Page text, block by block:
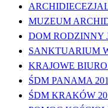
MUZEUM
DOM RODZINNY
SANKTUARIUM
KRAJOWE
ŚDM PANAMA
ŚDM KRAKÓW